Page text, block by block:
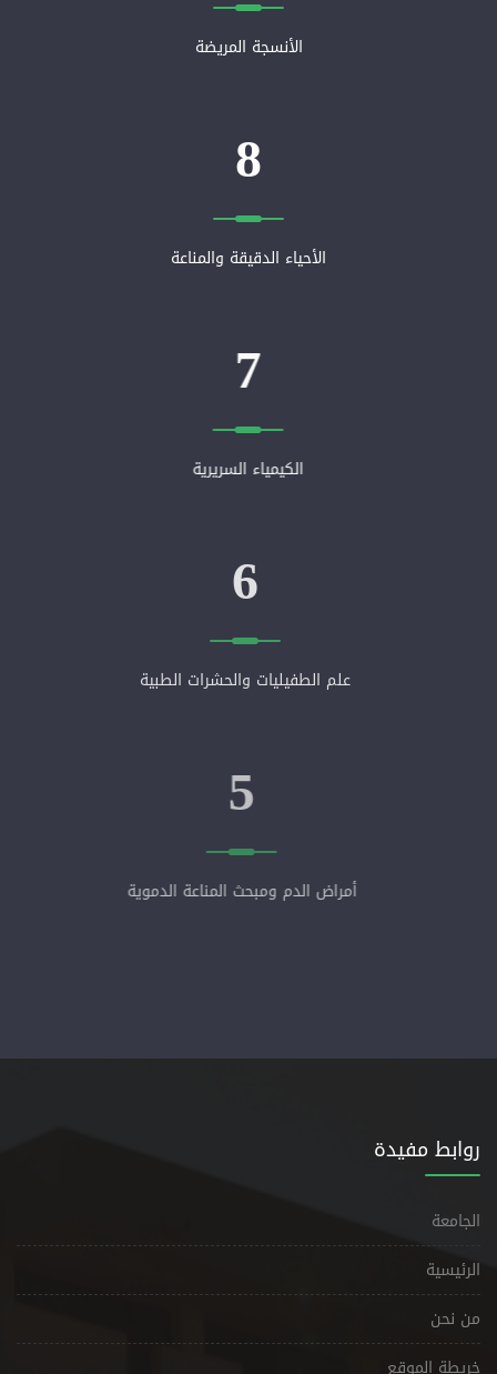
الأنسجة المريضة
8
الأحياء الدقيقة والمناعة
7
الكيمياء السريرية
6
علم الطفيليات والحشرات الطبية
5
أمراض الدم ومبحث المناعة الدموية
روابط مفيدة
الجامعة
الرئيسية
من نحن